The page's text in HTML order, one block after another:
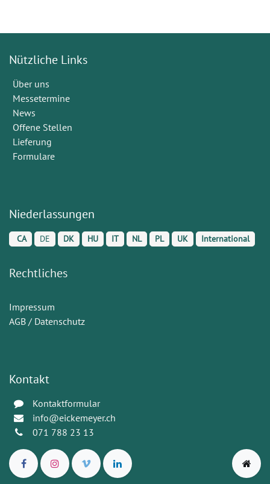
Nützliche Links
Über uns
Messetermine
News
Offene Stellen
Lieferung
Formulare
Niederlassungen
CA DE DK HU IT NL PL UK International
Rechtliches
Impressum
AGB / Datenschutz
Kontakt
Kontaktformular
info@eickemeyer.ch
071 788 23 13